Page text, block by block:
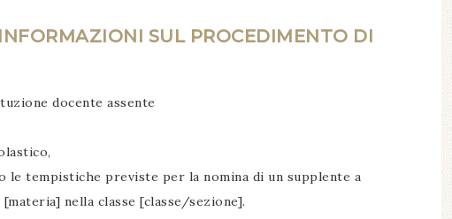
SUL PROCEDIMENTO DI
docente assente
le tempistiche previste per la nomina di un supplente a
nella classe [classe/sezione].